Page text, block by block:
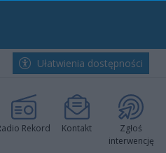
Ułatwienia dostępności
Rekord Kontakt
Zgłoś
interwencję